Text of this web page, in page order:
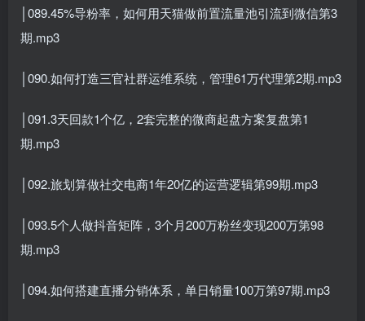
│089.45%导粉率，如何用天猫做前置流量池引流到微信第3
期.mp3
│090.如何打造三官社群运维系统，管理61万代理第2期.mp3
│091.3天回款1个亿，2套完整的微商起盘方案复盘第1
期.mp3
│092.旅划算做社交电商1年20亿的运营逻辑第99期.mp3
│093.5个人做抖音矩阵，3个月200万粉丝变现200万第98
期.mp3
│094.如何搭建直播分销体系，单日销量100万第97期.mp3